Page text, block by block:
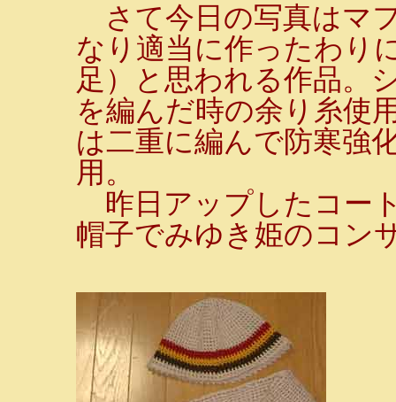
さて今日の写真はマ
なり適当に作ったわり
足）と思われる作品。
を編んだ時の余り糸使
は二重に編んで防寒強
用。
昨日アップしたコー
帽子でみゆき姫のコン